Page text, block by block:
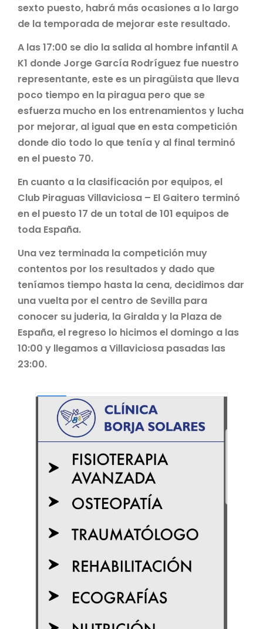
sexto puesto, habrá más ocasiones a lo largo
de la temporada de mejorar este resultado.
A las 17:00 se dio la salida al hombre infantil A
K1 donde Jorge García Rodríguez fue nuestro
representante, este es un piragüista que lleva
poco tiempo en la piragua pero que se
esfuerza mucho en los entrenamientos y lucha
por mejorar, al igual que en esta competición
donde dio todo lo que tenía y al final terminó
en el puesto 70.
En cuanto a la clasificación por equipos, el
Club Piraguas Villaviciosa – El Gaitero terminó
en el puesto 17 de un total de 101 equipos de
toda España.
Una vez terminada la competición muy
contentos por los resultados y dado que
teníamos tiempo hasta la cena, decidimos dar
una vuelta por el centro de Sevilla para
conocer su juderia, la Giralda y la Plaza de
España, el regreso lo hicimos el domingo a las
10:00 y llegamos a Villaviciosa pasadas las
23:00.